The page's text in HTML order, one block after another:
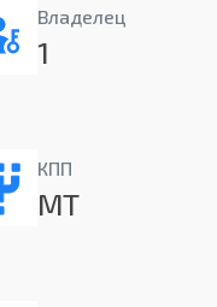
Владелец
1
КПП
MT